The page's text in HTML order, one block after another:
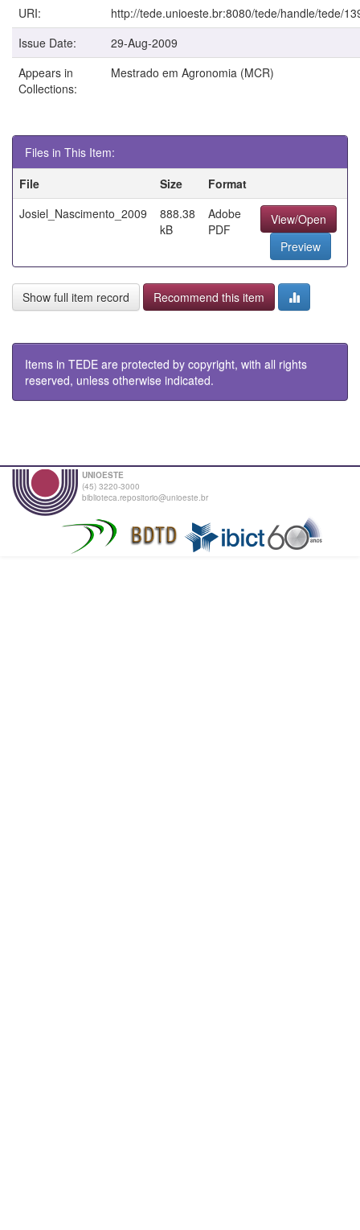
URI:
http://tede.unioeste.br:8080/tede/handle/tede/
Issue Date:
29-Aug-2009
Appears in
Collections:
Mestrado em Agronomia (MCR)
Files in This Item:
File
Size
Format
Josiel_Nascimento_2009
888.38
kB
Adobe
PDF
View/Open
Preview
Show full item record Recommend this item
Items in TEDE are protected by copyright, with all rights
reserved, unless otherwise indicated.
UNIOESTE
(45) 3220-3000
biblioteca.repositorio@unioeste.br